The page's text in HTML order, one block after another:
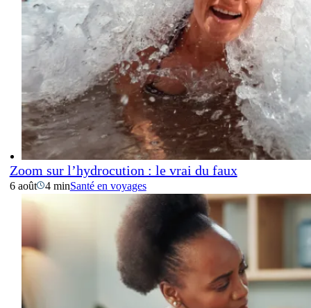
Zoom sur l’hydrocution : le vrai du faux
6 août 4 minSanté en voyages